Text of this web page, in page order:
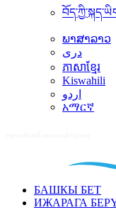
ພາສາລາວ
دری
ភាសាខ្មែរ
Kiswahili
اردو
አማርኛ
БАШКЫ БЕТ
ИЖАРАГА